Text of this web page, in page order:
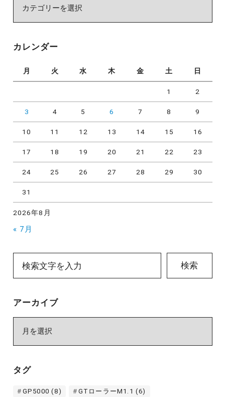
ー
カレンダー
2026年8月
月 火 水 木 金 土 日
1 2
3 4 5 6 7 8 9
10 11 12 13 14 15 16
17 18 19 20 21 22 23
24 25 26 27 28 29 30
31
« 7月
検索
アーカイブ
ブ
タグ
GP5000 (8) GTローラーM1.1 (6)